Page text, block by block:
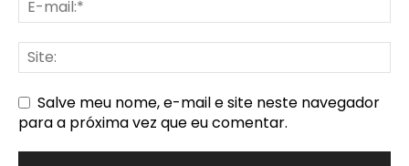
Salve meu nome, e-mail e site neste navegador
para a próxima vez que eu comentar.